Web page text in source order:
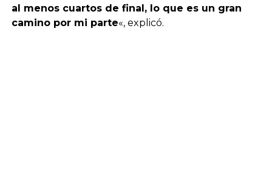
al menos cuartos de final, lo que es un gran
camino por mi parte«, explicó.